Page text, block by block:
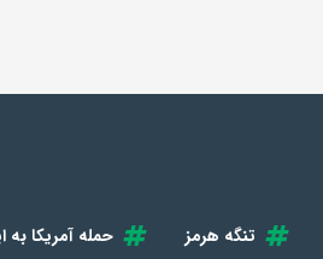
تنگه هرمز حمله آمریکا به